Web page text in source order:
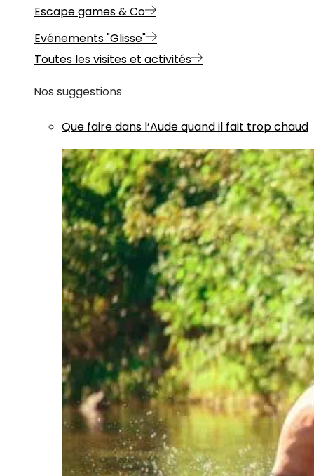
Escape games & Co
Evénements "Glisse"
Toutes les visites et activités
Nos suggestions
Que faire dans l’Aude quand il fait trop chaud